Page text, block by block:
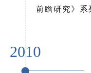
前瞻研究》系
2010